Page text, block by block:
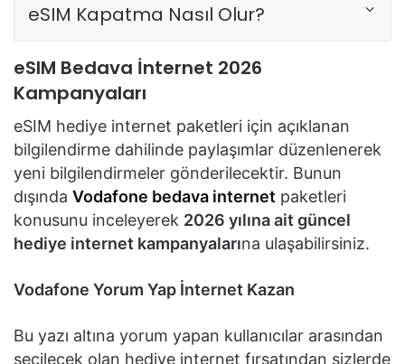
eSIM Kapatma Nasıl Olur?
eSIM Bedava İnternet 2026
Kampanyaları
eSIM hediye internet paketleri için açıklanan
bilgilendirme dahilinde paylaşımlar düzenlenerek
yeni bilgilendirmeler gönderilecektir. Bunun
dışında Vodafone bedava internet paketleri
konusunu inceleyerek 2026 yılına ait güncel
hediye internet kampanyalarına ulaşabilirsiniz.
Vodafone Yorum Yap İnternet Kazan
Bu yazı altına yorum yapan kullanıcılar arasından
seçilecek olan hediye internet fırsatından sizlerde